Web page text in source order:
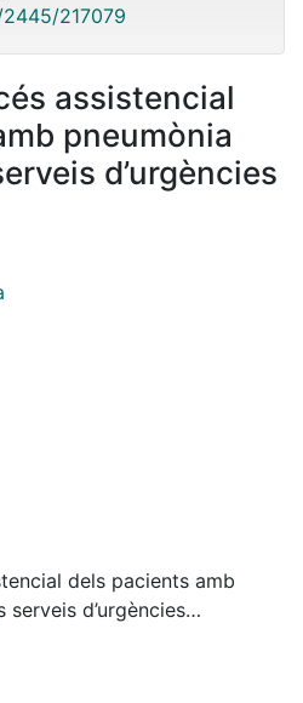
217079
assistencial
pneumònia
d’urgències
dels pacients amb
serveis d’urgències
la seguretat en la presa